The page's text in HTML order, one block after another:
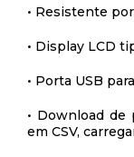
• Resistente
• Display LCD
• Porta USB
• Download de
em CSV,